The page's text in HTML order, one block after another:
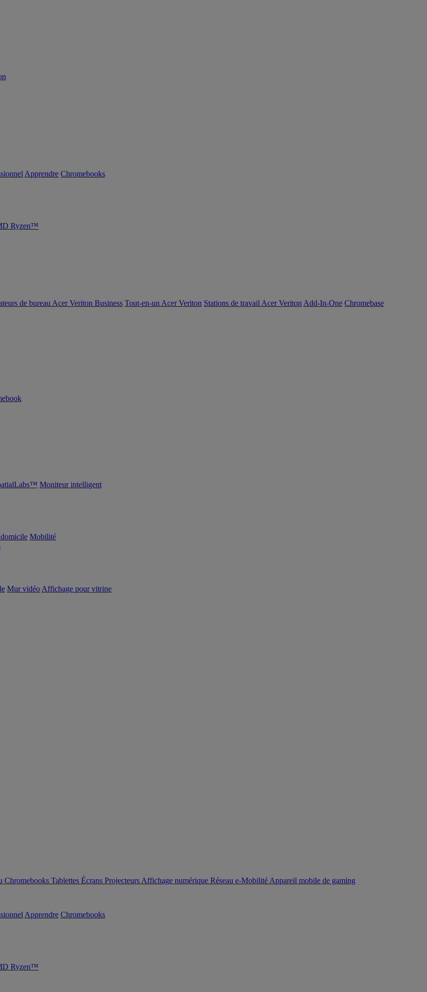
Apprendre Chromebooks
Ryzen™
de bureau Acer Veriton Business Tout-en-un Acer Veriton Stations de travail Acer Veriton Add-In-One Chromebase
Moniteur intelligent
Mobilité
Mur vidéo Affichage pour vitrine
Chromebooks Tablettes Écrans Projecteurs Affichage numérique Réseau e-Mobilité Appareil mobile de gaming
Apprendre Chromebooks
Ryzen™